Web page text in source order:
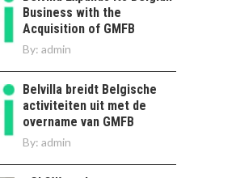
NUEVOS NEGOCIOS
Capital de riesgo en
innovación para
startups…
LA
TRANSFORMACIÓN
DE LOS RECURSOS
HUMANOS EN LAS
EMPRESAS
CHILENAS
Business with the
Acquisition of GMFB
By: admin
Belvilla breidt Belgische
activiteiten uit met de
overname van GMFB
By: admin